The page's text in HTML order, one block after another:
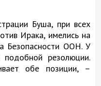
Буша, при всех
Ирака, имелись на
Безопасности ООН. У
резолюции.
обе позиции, –